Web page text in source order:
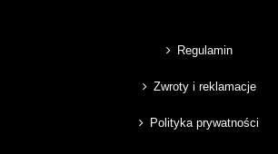
Regulamin
Zwroty i reklamacje
Polityka prywatności